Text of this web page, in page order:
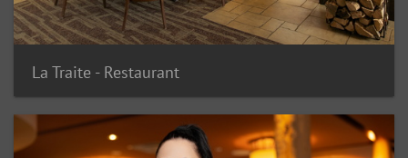
La Traite - Restaurant